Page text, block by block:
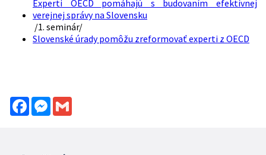
Experti OECD pomáhajú s budovaním efektívnej
verejnej správy na Slovensku
/1. seminár/
Slovenské úrady pomôžu zreformovať experti z OECD
FacebookMessenger